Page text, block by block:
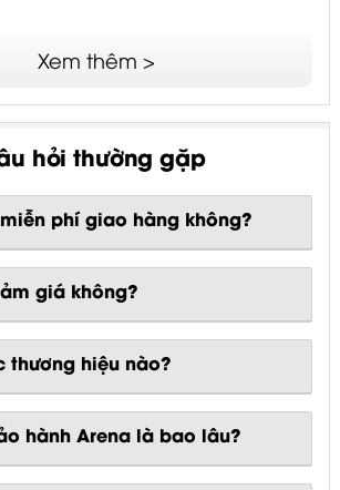
Xem thêm >
hỏi thường gặp
phí giao hàng không?
giá không?
thương hiệu nào?
hành Arena là bao lâu?